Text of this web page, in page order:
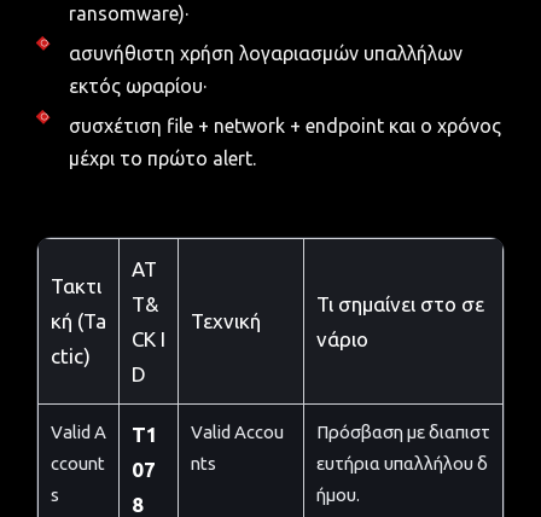
ransomware)·
ασυνήθιστη χρήση λογαριασμών υπαλλήλων
εκτός ωραρίου·
συσχέτιση file + network + endpoint και ο χρόνος
μέχρι το πρώτο alert.
Τακτι
κή (Ta
ctic)
AT
T&
CK I
D
Τεχνική
Τι σημαίνει στο σε
νάριο
Valid A
ccount
s
T1
07
8
Valid Accou
nts
Πρόσβαση με διαπιστ
ευτήρια υπαλλήλου δ
ήμου.